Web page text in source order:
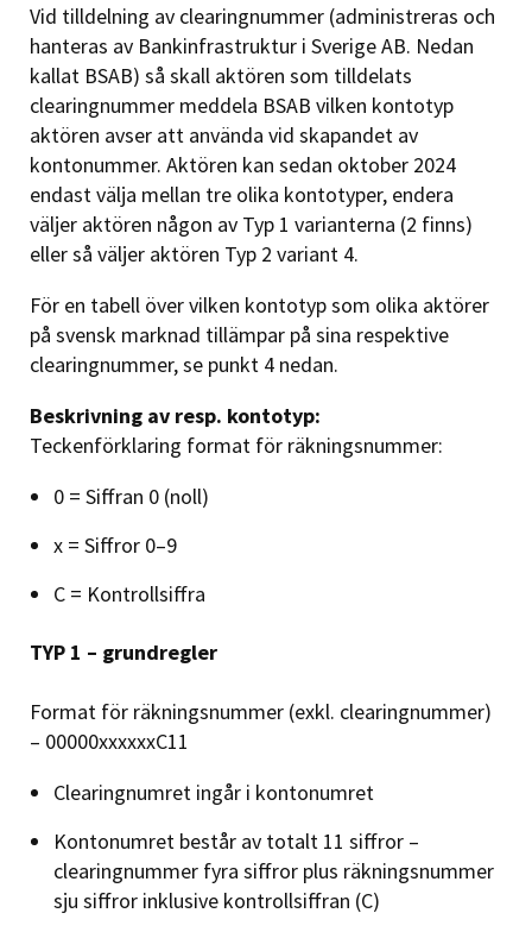
Vid tilldelning av clearingnummer (administreras och
hanteras av Bankinfrastruktur i Sverige AB. Nedan
kallat BSAB) så skall aktören som tilldelats
clearingnummer meddela BSAB vilken kontotyp
aktören avser att använda vid skapandet av
kontonummer. Aktören kan sedan oktober 2024
endast välja mellan tre olika kontotyper, endera
väljer aktören någon av Typ 1 varianterna (2 finns)
eller så väljer aktören Typ 2 variant 4.
För en tabell över vilken kontotyp som olika aktörer
på svensk marknad tillämpar på sina respektive
clearingnummer, se punkt 4 nedan.
Beskrivning av resp. kontotyp:
Teckenförklaring format för räkningsnummer:
0 = Siffran 0 (noll)
x = Siffror 0–9
C = Kontrollsiffra
TYP 1 – grundregler
Format för räkningsnummer (exkl. clearingnummer)
– 00000xxxxxxC11
Clearingnumret ingår i kontonumret
Kontonumret består av totalt 11 siffror –
clearingnummer fyra siffror plus räkningsnummer
sju siffror inklusive kontrollsiffran (C)